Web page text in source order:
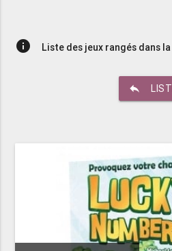
info Liste des jeux rangés dans la
reply